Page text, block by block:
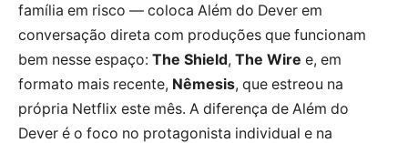
família em risco — coloca Além do Dever em
conversação direta com produções que funcionam
bem nesse espaço: The Shield, The Wire e, em
formato mais recente, Nêmesis, que estreou na
própria Netflix este mês. A diferença de Além do
Dever é o foco no protagonista individual e na